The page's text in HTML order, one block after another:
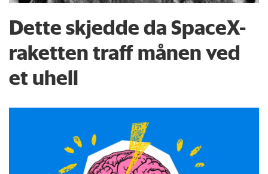
Dette skjedde da SpaceX-
raketten traff månen ved
et uhell